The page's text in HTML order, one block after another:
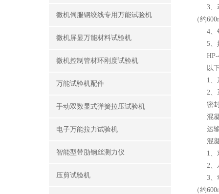
微机伺服钢绞线专用万能试验机
微机屏显万能材料试验机
微机控制管材环刚度试验机
万能试验机配件
手动双数显式弹簧拉压试验机
电子万能拉力试验机
智能型带肋钢丝测力仪
压剪试验机
3、动
（约
4、每
5、如
HP-40
以下
1、系
2、系
密封
混凝
运输
混凝
1、对
2、水
3、动
（约